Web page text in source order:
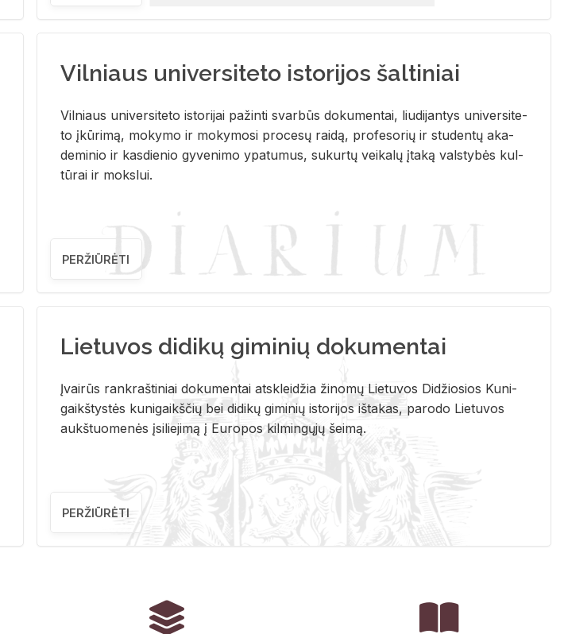
Vilniaus universiteto istorijos šaltiniai
Vil­niaus uni­ver­si­te­to is­to­ri­jai pa­žin­ti svar­būs do­ku­men­tai, liu­di­jan­tys uni­ver­si­te­
to įkū­ri­mą, mo­ky­mo ir mo­ky­mo­si pro­ce­sų rai­dą, pro­fe­so­rių ir stu­den­tų aka­
de­mi­nio ir kas­die­nio gy­ve­ni­mo ypa­tu­mus, su­kur­tų vei­ka­lų įta­ką vals­ty­bės kul­
tū­rai ir moks­lui.
PERŽIŪRĖTI
Lietuvos didikų giminių dokumentai
Įvai­rūs rank­raš­ti­niai do­ku­men­tai at­sklei­džia ži­no­mų Lie­tu­vos Di­džio­sios Ku­ni­
gaikš­tys­tės ku­ni­gaikš­čių bei di­di­kų gi­mi­nių is­to­ri­jos iš­ta­kas, pa­ro­do Lie­tu­vos
aukš­tuo­me­nės įsi­lie­ji­mą į Eu­ro­pos kil­min­gų­jų šei­mą.
PERŽIŪRĖTI